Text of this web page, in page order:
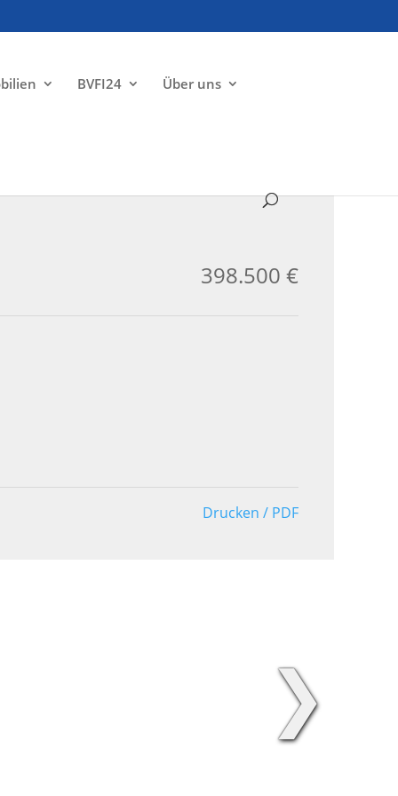
BVFI24 Über uns
398.500 €
Drucken / PDF
❯